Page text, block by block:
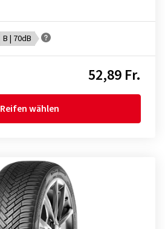
B | 70dB
52,89 Fr.
Reifen wählen